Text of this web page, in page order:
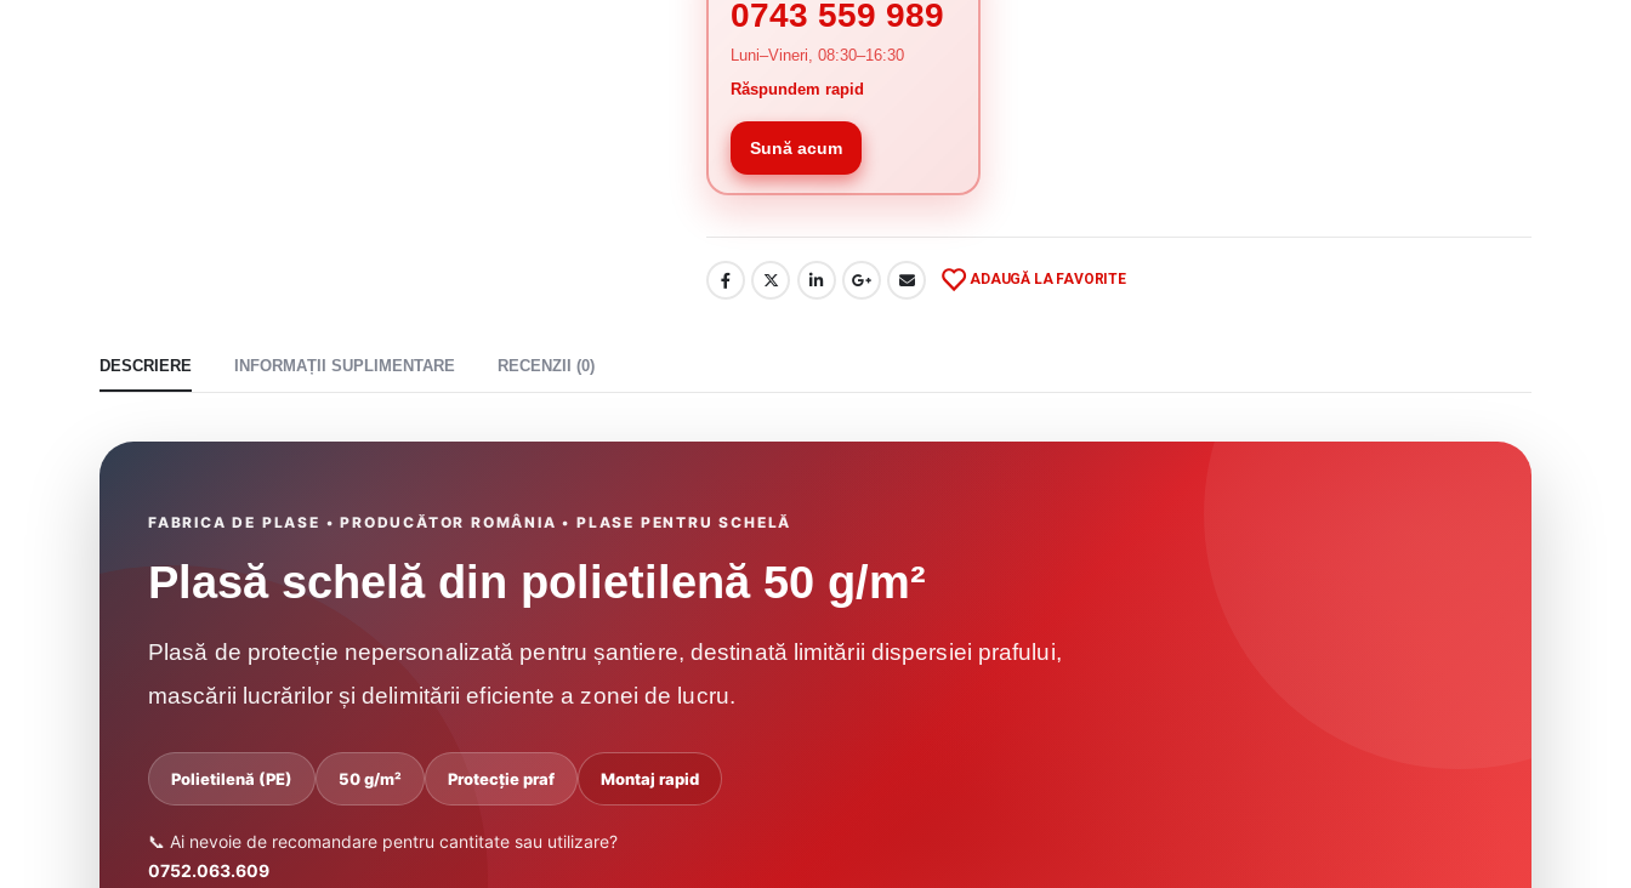
0743 559 989
Luni–Vineri, 08:30–16:30
Răspundem rapid
Sună acum
ADAUGĂ LA FAVORITE
DESCRIERE INFORMAȚII SUPLIMENTARE RECENZII (0)
FABRICA DE PLASE • PRODUCĂTOR ROMÂNIA • PLASE PENTRU SCHELĂ
Plasă schelă din polietilenă 50 g/m²
Plasă de protecție nepersonalizată pentru șantiere, destinată limitării dispersiei prafului,
mascării lucrărilor și delimitării eficiente a zonei de lucru.
Polietilenă (PE) 50 g/m² Protecție praf Montaj rapid
📞 Ai nevoie de recomandare pentru cantitate sau utilizare?
0752.063.609